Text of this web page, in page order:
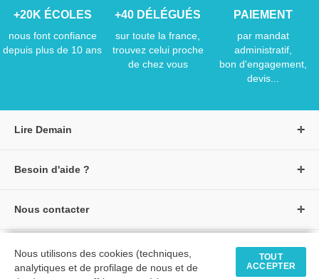
+20K ÉCOLES
nous font confiance
depuis plus de 10 ans
+40 DÉLÉGUÉS
sur toute la france,
trouvez celui proche
de chez vous
PAIEMENT
par mandat
administratif,
bon d'engagement,
devis...
Lire Demain
Créer un compte
★ Avis clients vérifiés
Besoin d'aide ?
Livraisons et retours
Nous contacter
Formulaire de contact
Siège social
Tous nos livres
Livres petite enfance
Nous utilisons des cookies (techniques,
analytiques et de profilage de nous et de
TOUT
ACCEPTER